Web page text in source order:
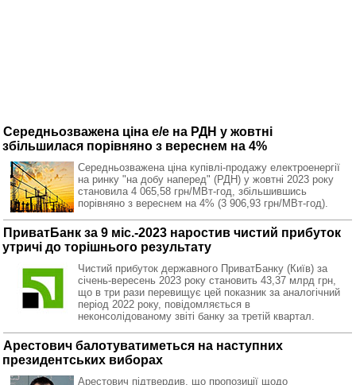
Середньозважена ціна е/е на РДН у жовтні
збільшилася порівняно з вереснем на 4%
Середньозважена ціна купівлі-продажу електроенергії
на ринку "на добу наперед" (РДН) у жовтні 2023 року
становила 4 065,58 грн/МВт-год, збільшившись
порівняно з вереснем на 4% (3 906,93 грн/МВт-год).
ПриватБанк за 9 міс.-2023 наростив чистий прибуток
утричі до торішнього результату
Чистий прибуток державного ПриватБанку (Київ) за
січень-вересень 2023 року становить 43,37 млрд грн,
що в три рази перевищує цей показник за аналогічний
період 2022 року, повідомляється в
неконсолідованому звіті банку за третій квартал.
Арестович балотуватиметься на наступних
президентських виборах
Арестович підтвердив, що пропозиції щодо